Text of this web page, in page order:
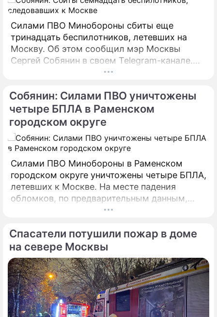
Силами ПВО Минобороны сбиты еще
тринадцать беспилотников, летевших на
Москву. Об этом сообщил мэр Москвы
Сергей Собянин в своем Telegram-канале.
БПЛА уничтожены в городских округах
Собянин: Силами ПВО уничтожены
четыре БПЛА в Раменском
городском округе
Силами ПВО Минобороны в Раменском
городском округе уничтожены четыре БПЛА,
летевших к Москве. На месте падения
обломков, по предварительным данным,
разрушений и пострадавших нет. На месте
Спасатели потушили пожар в доме
на севере Москвы